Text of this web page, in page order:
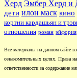
Херд Эмбер Херд и
дети илон маск кино
кортни кардашьян и
отношения роман эйфория
Все материалы на данном сайте
ознакомительных целях. Права
ответственности за содержание